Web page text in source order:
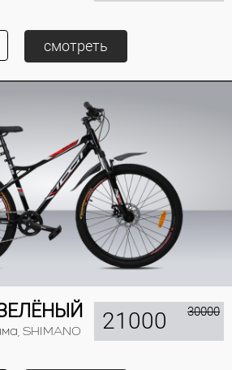
смотреть
SHIMANO 21000 30000